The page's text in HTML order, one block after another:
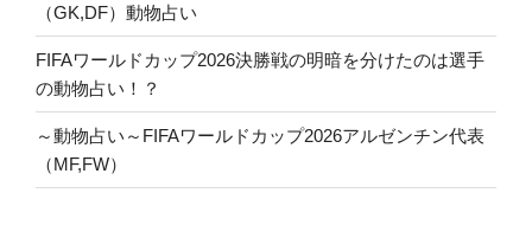
（GK,DF）動物占い
FIFAワールドカップ2026決勝戦の明暗を分けたのは選手
の動物占い！？
～動物占い～FIFAワールドカップ2026アルゼンチン代表
（MF,FW）